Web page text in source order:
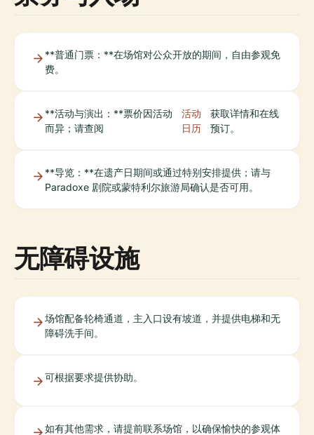
**普通门票：**在场馆对公众开放的期间，自由参观免
费。
**活动与演出：**票价因活动
而异；请查阅
活动
日历
获取详情和在线
预订。
**导览：**在遗产日期间或通过特别安排提供；请与
Paradoxe 剧院或蒙特利尔旅游局确认是否可用。
无障碍设施
场馆配备轮椅通道，主入口设有坡道，并提供电梯和无
障碍洗手间。
可根据要求提供协助。
如有其他需求，请提前联系场馆，以确保愉快的参观体